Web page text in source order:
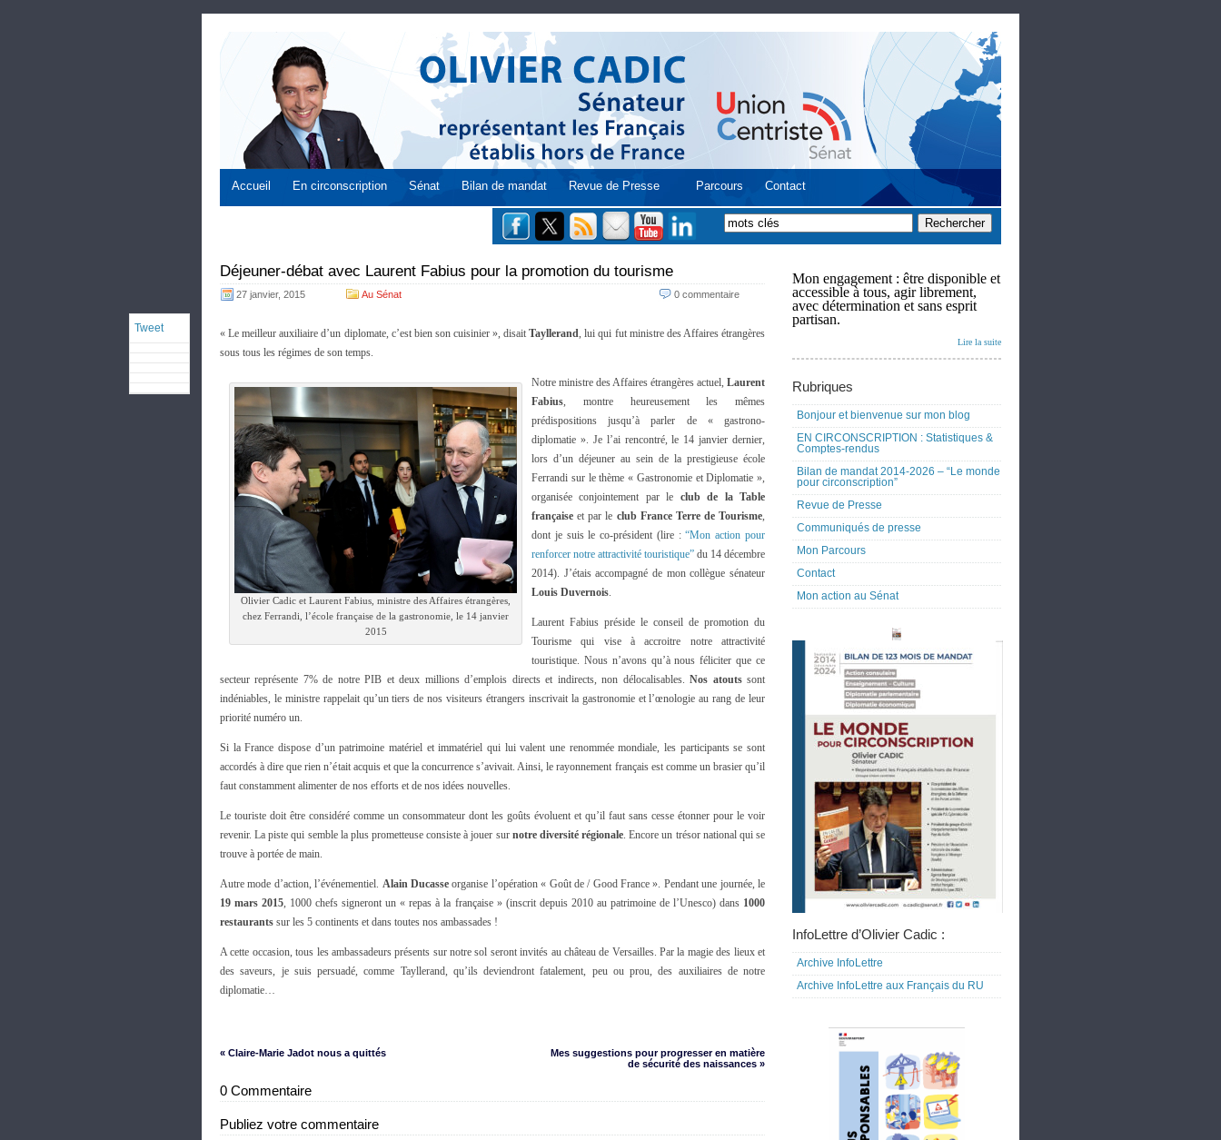
Accueil En circonscription Sénat Bilan de mandat Revue de Presse Parcours Contact
Déjeuner-débat avec Laurent Fabius pour la promotion du tourisme
27 janvier, 2015 Au Sénat 0 commentaire
Tweet « Le meilleur auxiliaire d’un diplomate, c’est bien son cuisinier », disaitTayllerand, lui qui fut ministre des Affaires étrangères
sous tous les régimes de son temps.
Olivier Cadic et Laurent Fabius, ministre des Affaires étrangères,
chez Ferrandi, l’école française de la gastronomie, le 14 janvier
2015
Notre ministre des Affaires étrangères actuel, Laurent
Fabius, montre heureusement les mêmes
prédispositions jusqu’à parler de « gastrono-
diplomatie ». Je l’ai rencontré, le 14 janvier dernier,
lors d’un déjeuner au sein de la prestigieuse école
Ferrandi sur le thème « Gastronomie et Diplomatie »,
organisée conjointement par le club de la Table
française et par le club France Terre de Tourisme,
dont je suis le co-président (lire :“Mon action pour
renforcer notre attractivité touristique” du 14 décembre
2014). J’étais accompagné de mon collègue sénateur
Louis Duvernois.
Laurent Fabius préside le conseil de promotion du
Tourisme qui vise à accroitre notre attractivité
touristique. Nous n’avons qu’à nous féliciter que ce
secteur représente 7% de notre PIB et deux millions d’emplois directs et indirects, non délocalisables.Nos atoutssont
indéniables, le ministre rappelait qu’un tiers de nos visiteurs étrangers inscrivait la gastronomie et l’œnologie au rang de leur
priorité numéro un.
Si la France dispose d’un patrimoine matériel et immatériel qui lui valent une renommée mondiale, les participants se sont
accordés à dire que rien n’était acquis et que la concurrence s’avivait. Ainsi, le rayonnement français est comme un brasier qu’il
faut constamment alimenter de nos efforts et de nos idées nouvelles.
Le touriste doit être considéré comme un consommateur dont les goûts évoluent et qu’il faut sans cesse étonner pour le voir
revenir. La piste qui semble la plus prometteuse consiste à jouer sur notre diversité régionale. Encore un trésor national qui se
trouve à portée de main.
Autre mode d’action, l’événementiel. Alain Ducasseorganise l’opération « Goût de / Good France ». Pendant une journée, le
19 mars 2015, 1000 chefs signeront un « repas à la française » (inscrit depuis 2010 au patrimoine de l’Unesco) dans 1000
restaurants sur les 5 continents et dans toutes nos ambassades !
A cette occasion, tous les ambassadeurs présents sur notre sol seront invités au château de Versailles. Par la magie des lieux et
des saveurs, je suis persuadé, comme Tayllerand, qu’ils deviendront fatalement, peu ou prou, des auxiliaires de notre
diplomatie…
« Claire-Marie Jadot nous a quittés
Mes suggestions pour progresser en matière
de sécurité des naissances »
0 Commentaire
Publiez votre commentaire
Mon engagement : être disponible et
accessible à tous, agir librement,
avec détermination et sans esprit
partisan.
Lire la suite
Rubriques
Bonjour et bienvenue sur mon blog
EN CIRCONSCRIPTION : Statistiques &
Comptes-rendus
Bilan de mandat 2014-2026 – “Le monde
pour circonscription”
Revue de Presse
Communiqués de presse
Mon Parcours
Contact
Mon action au Sénat
InfoLettre d’Olivier Cadic :
Archive InfoLettre
Archive InfoLettre aux Français du RU